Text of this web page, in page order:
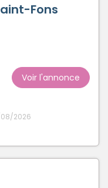
Fons
Voir l'annonce
2026